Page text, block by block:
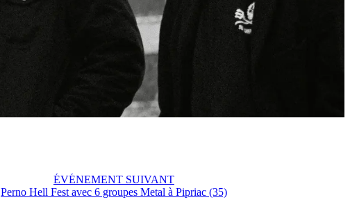
ÉVÉNEMENT SUIVANT
Perno Hell Fest avec 6 groupes Metal à Pipriac (35)